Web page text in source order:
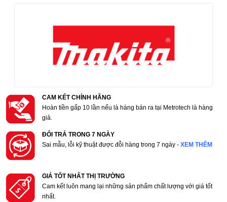
CAM KẾT CHÍNH HÃNG
Hoàn tiền gấp 10 lần nếu là hàng bán ra tại Metrotech là hàng
giả.
ĐỔI TRẢ TRONG 7 NGÀY
Sai mẫu, lỗi kỹ thuật được đỗi hàng trong 7 ngày - XEM THÊM
GIÁ TỐT NHẤT THỊ TRƯỜNG
Cam kết luôn mang lại những sản phẩm chất lượng với giá tốt
nhất.